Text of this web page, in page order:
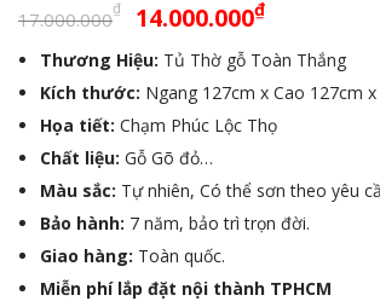
dựa trên
17.000.000₫ Giá
gốc
là:
17.000.000₫.
14.000.000₫Giá
hiện
tại
là:
Thương Hiệu: Tủ Thờ gỗ Toàn Thắng
Kích thước: Ngang 127cm x Cao 127cm x
Họa tiết: Chạm Phúc Lộc Thọ
Chất liệu: Gỗ Gõ đỏ…
Màu sắc: Tự nhiên, Có thể sơn theo yêu
Bảo hành: 7 năm, bảo trì trọn đời.
Giao hàng: Toàn quốc.
Miễn phí lắp đặt nội thành TPHCM